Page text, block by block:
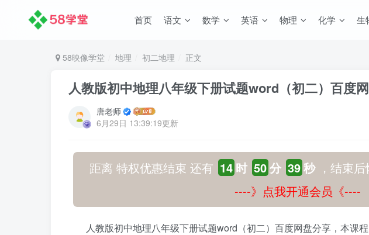
首页 语文 数学 英语 物理 化学 生
58映像学堂 地理 初二地理 正文
人教版初中地理八年级下册试题word（初二）百度
唐老师
6月29日 13:39:19更新
距离 特权优惠结束 还有 14 时 50分 38秒，结束后
----》点我开通会员《----
人教版初中地理八年级下册试题word（初二）百度网盘分享，本课